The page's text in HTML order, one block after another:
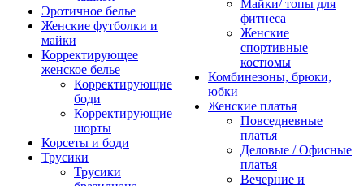
Эротичное белье
Женские футболки и
майки
Корректирующее
женское белье
Корректирующие
боди
Корректирующие
шорты
Корсеты и боди
Трусики
Трусики
Майки/ топы для
фитнеса
Женские
спортивные
костюмы
Комбинезоны, брюки,
юбки
Женские платья
Повседневные
платья
Деловые / Офисные
платья
Вечерние и